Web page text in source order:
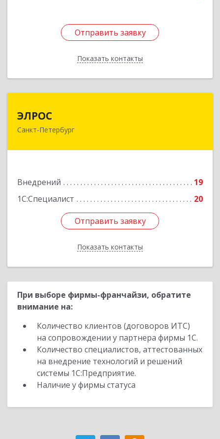
Отправить заявку
Показать контакты
Отправить заявку
Назад
ЭЛРОС
Санкт-Петербург
Внедрений
19
1С:Специалист
20
Отправить заявку
Показать контакты
191024, Санкт-Петербург г, Тележная ул, дом №
Отправить заявку
Назад
При выборе фирмы-франчайзи, обратите
внимание на:
Количество клиентов (договоров ИТС)
на сопровождении у партнера фирмы 1С.
Количество специалистов, аттестованных
на внедрение технологий и решений
системы 1С:Предприятие.
Наличие у фирмы статуса